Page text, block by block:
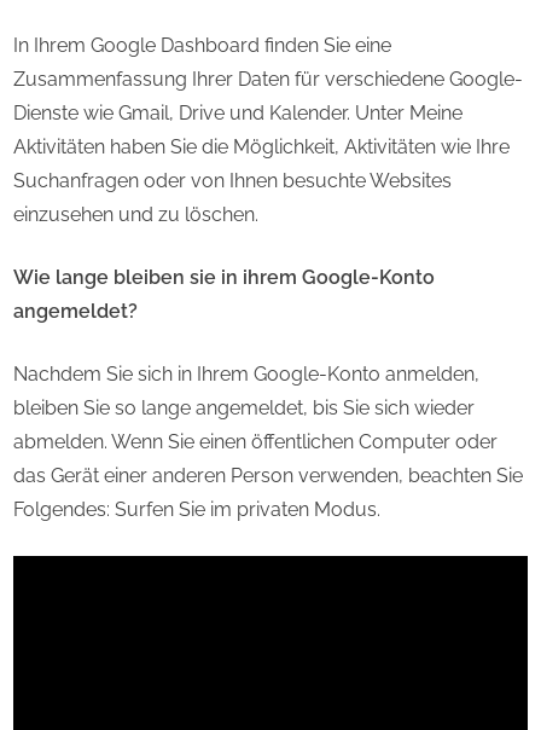
In Ihrem Google Dashboard finden Sie eine
Zusammenfassung Ihrer Daten für verschiedene Google-
Dienste wie Gmail, Drive und Kalender. Unter Meine
Aktivitäten haben Sie die Möglichkeit, Aktivitäten wie Ihre
Suchanfragen oder von Ihnen besuchte Websites
einzusehen und zu löschen.
Wie lange bleiben sie in ihrem Google-Konto
angemeldet?
Nachdem Sie sich in Ihrem Google-Konto anmelden,
bleiben Sie so lange angemeldet, bis Sie sich wieder
abmelden. Wenn Sie einen öffentlichen Computer oder
das Gerät einer anderen Person verwenden, beachten Sie
Folgendes: Surfen Sie im privaten Modus.